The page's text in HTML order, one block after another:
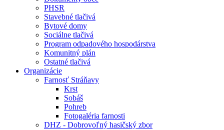
PHSR
Stavebné tlačivá
Bytové domy
Sociálne tlačivá
Program odpadového hospodárstva
Komunitný plán
Ostatné tlačivá
Organizácie
Farnosť Stráňavy
Krst
Sobáš
Pohreb
Fotogaléria farnosti
DHZ - Dobrovoľný hasičský zbor